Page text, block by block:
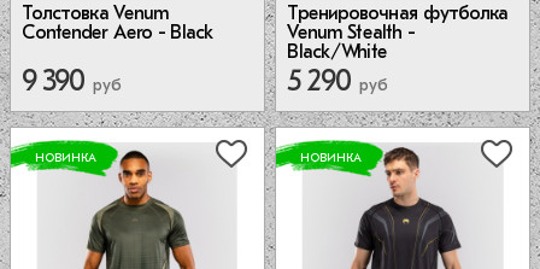
Толстовка Venum
Contender Aero - Black
9 390 руб
Тренировочная футболка
Venum Stealth -
Black/White
5 290 руб
НОВИНКА НОВИНКА